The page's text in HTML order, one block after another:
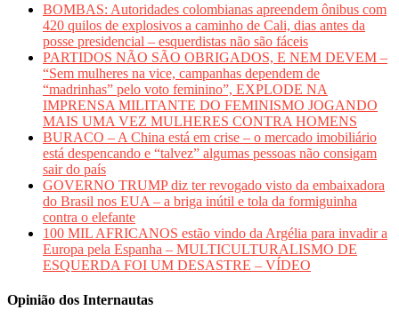
BOMBAS: Autoridades colombianas apreendem ônibus com
420 quilos de explosivos a caminho de Cali, dias antes da
posse presidencial – esquerdistas não são fáceis
PARTIDOS NÃO SÃO OBRIGADOS, E NEM DEVEM –
“Sem mulheres na vice, campanhas dependem de
“madrinhas” pelo voto feminino”, EXPLODE NA
IMPRENSA MILITANTE DO FEMINISMO JOGANDO
MAIS UMA VEZ MULHERES CONTRA HOMENS
BURACO – A China está em crise – o mercado imobiliário
está despencando e “talvez” algumas pessoas não consigam
sair do país
GOVERNO TRUMP diz ter revogado visto da embaixadora
do Brasil nos EUA – a briga inútil e tola da formiguinha
contra o elefante
100 MIL AFRICANOS estão vindo da Argélia para invadir a
Europa pela Espanha – MULTICULTURALISMO DE
ESQUERDA FOI UM DESASTRE – VÍDEO
Opinião dos Internautas